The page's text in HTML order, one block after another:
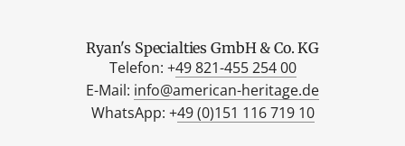
Ryan's Specialties GmbH & Co. KG
Telefon: +49 821-455 254 00
E-Mail: info@american-heritage.de
WhatsApp: +49 (0)151 116 719 10